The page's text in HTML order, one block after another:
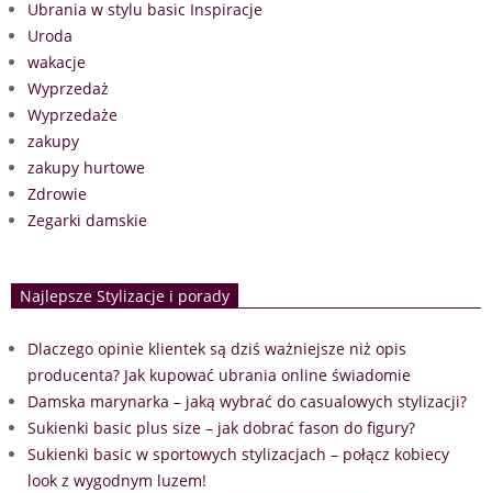
Ubrania w stylu basic Inspiracje
Uroda
wakacje
Wyprzedaż
Wyprzedaże
zakupy
zakupy hurtowe
Zdrowie
Zegarki damskie
Najlepsze Stylizacje i porady
Dlaczego opinie klientek są dziś ważniejsze niż opis
producenta? Jak kupować ubrania online świadomie
Damska marynarka – jaką wybrać do casualowych stylizacji?
Sukienki basic plus size – jak dobrać fason do figury?
Sukienki basic w sportowych stylizacjach – połącz kobiecy
look z wygodnym luzem!